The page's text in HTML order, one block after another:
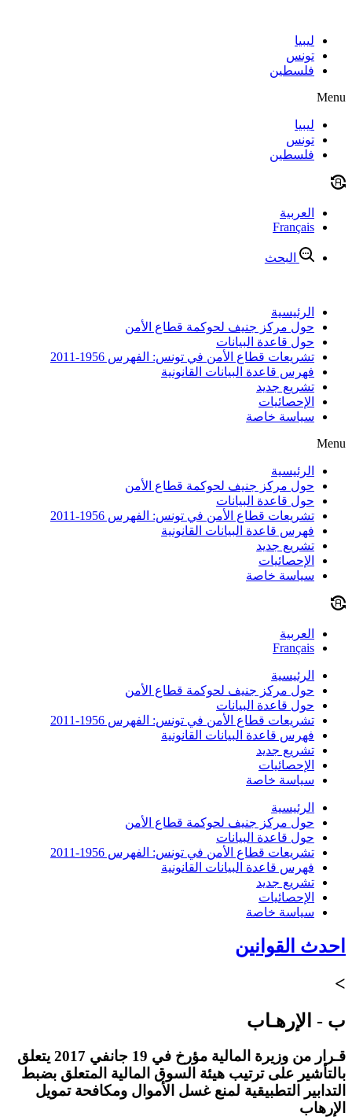
contentليبيا
تونس
فلسطين
Menu
ليبيا
تونس
فلسطين
العربية
Français
البحث
الرئيسية
حول مركز جنيف لحوكمة قطاع الأمن
حول قاعدة البيانات
تشريعات قطاع الأمن في تونس: الفهرس 1956-2011
فهرس قاعدة البيانات القانونية
تشريع جديد
الإحصائيات
سياسة خاصة
Menu
الرئيسية
حول مركز جنيف لحوكمة قطاع الأمن
حول قاعدة البيانات
تشريعات قطاع الأمن في تونس: الفهرس 1956-2011
فهرس قاعدة البيانات القانونية
تشريع جديد
الإحصائيات
سياسة خاصة
العربية
Français
الرئيسية
حول مركز جنيف لحوكمة قطاع الأمن
حول قاعدة البيانات
تشريعات قطاع الأمن في تونس: الفهرس 1956-2011
فهرس قاعدة البيانات القانونية
تشريع جديد
الإحصائيات
سياسة خاصة
الرئيسية
حول مركز جنيف لحوكمة قطاع الأمن
حول قاعدة البيانات
تشريعات قطاع الأمن في تونس: الفهرس 1956-2011
فهرس قاعدة البيانات القانونية
تشريع جديد
الإحصائيات
سياسة خاصة
احدث القوانين
>
ب - الإرهـاب
قـرار من وزيرة المالية مؤرخ في 19 جانفي 2017 يتعلق
بالتأشير على ترتيب هيئة السوق المالية المتعلق بضبط
التدابير التطبيقية لمنع غسل الأموال ومكافحة تمويل
الإرهاب